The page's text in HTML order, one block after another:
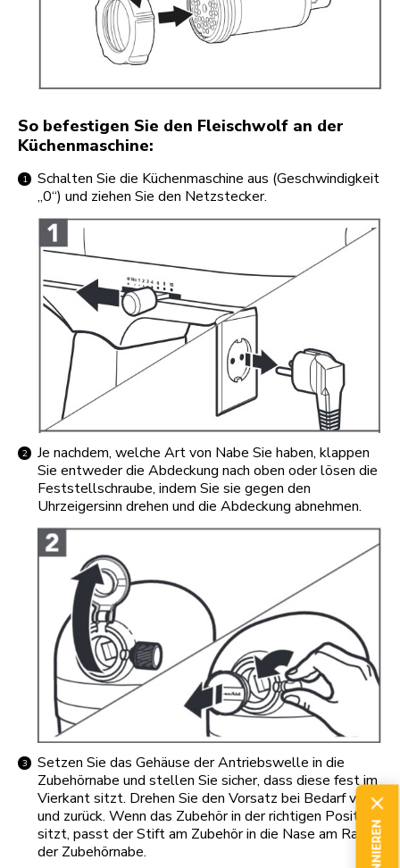
So befestigen Sie den Fleischwolf an der
Küchenmaschine:
Schalten Sie die Küchenmaschine aus (Geschwindigkeit
„0“) und ziehen Sie den Netzstecker.
Je nachdem, welche Art von Nabe Sie haben, klappen
Sie entweder die Abdeckung nach oben oder lösen die
Feststellschraube, indem Sie sie gegen den
Uhrzeigersinn drehen und die Abdeckung abnehmen.
Setzen Sie das Gehäuse der Antriebswelle in die
Zubehörnabe und stellen Sie sicher, dass diese fest im
Vierkant sitzt. Drehen Sie den Vorsatz bei Bedarf vor
und zurück. Wenn das Zubehör in der richtigen Position
sitzt, passt der Stift am Zubehör in die Nase am Rand
der Zubehörnabe.